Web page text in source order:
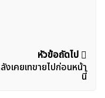
หัวข้อถัดไป
คยเทขายไปก่อนหน้า
นี้